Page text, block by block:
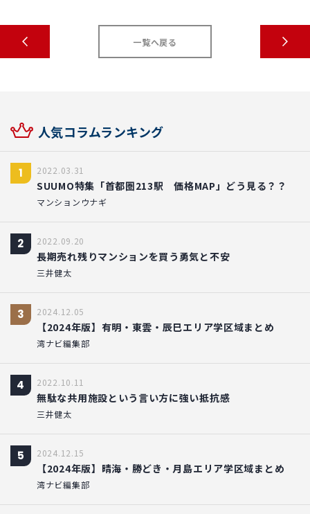
一覧へ戻る
人気コラムランキング
1 2022.03.31
SUUMO特集「首都圏213駅 価格MAP」どう見る？？
マンションウナギ
2 2022.09.20
長期売れ残りマンションを買う勇気と不安
三井健太
3 2024.12.05
【2024年版】有明・東雲・辰巳エリア学区域まとめ
湾ナビ編集部
4 2022.10.11
無駄な共用施設という言い方に強い抵抗感
三井健太
5 2024.12.15
【2024年版】晴海・勝どき・月島エリア学区域まとめ
湾ナビ編集部